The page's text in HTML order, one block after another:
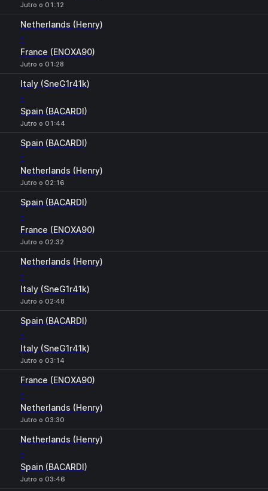
Jutro o 01:12
Netherlands (Henry)
-
France (ENOXA90)
Jutro o 01:28
Italy (SneG1r41k)
-
Spain (BACARDI)
Jutro o 01:44
Spain (BACARDI)
-
Netherlands (Henry)
Jutro o 02:16
Spain (BACARDI)
-
France (ENOXA90)
Jutro o 02:32
Netherlands (Henry)
-
Italy (SneG1r41k)
Jutro o 02:48
Spain (BACARDI)
-
Italy (SneG1r41k)
Jutro o 03:14
France (ENOXA90)
-
Netherlands (Henry)
Jutro o 03:30
Netherlands (Henry)
-
Spain (BACARDI)
Jutro o 03:46